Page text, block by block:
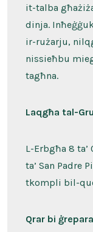
it-talba
dinja.
ir-rużarju,
nissieħbu
tagħna.
Laqgħa tal-
L-Erbgħa 8
ta’ San Padre
tkompli bil-
Qrar bi